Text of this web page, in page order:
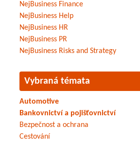
NejBusiness Finance
NejBusiness Help
NejBusiness HR
NejBusiness PR
NejBusiness Risks and Strategy
Vybraná témata
Automotive
Bankovnictví a pojišťovnictví
Bezpečnost a ochrana
Cestování